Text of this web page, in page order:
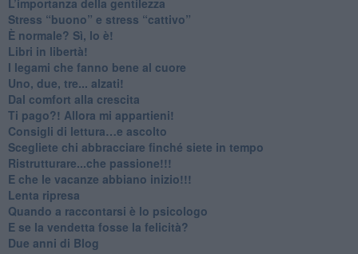
​Stress “buono” e stress “cattivo”
​È normale? Sì, lo è!
​Libri in libertà!
​I legami che fanno bene al cuore
Uno, due, tre... alzati!​
​Dal comfort alla crescita
​Ti pago?! Allora mi appartieni!​
​Consigli di lettura…e ascolto
​Scegliete chi abbracciare finché siete in tempo
​Ristrutturare...che passione!!!
​E che le vacanze abbiano inizio!!!
​Lenta ripresa
​Quando a raccontarsi è lo psicologo
​E se la vendetta fosse la felicità?
​Due anni di Blog